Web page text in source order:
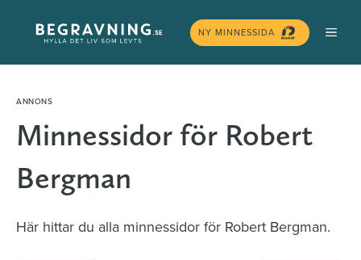
innehåll
NY MINNESSIDA
Minnessidor för Robert
Bergman
Här hittar du alla minnessidor för Robert Bergman.